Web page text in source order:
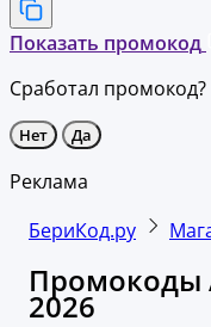
Показать промокод
Сработал промокод?
Нет Да
Реклама
БериКод.ру
Промокоды
2026